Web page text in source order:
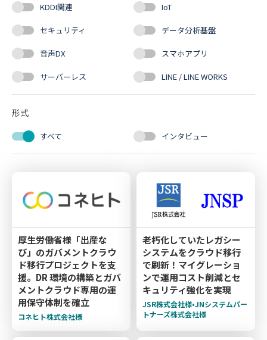
KDDI関連 IoT
セキュリティ データ分析基盤
音声DX スマホアプリ
サーバーレス LINE / LINE WORKS
形式
すべて インタビュー
厚生労働省様「出産な
び」のガバメントクラウ
ド移行プロジェクトを支
援。DR 環境の構築とガバ
メントクラウド専用の運
用保守体制を確立
コネヒト株式会社様
老朽化していたレガシー
システムをクラウド移行
で刷新！マイグレーショ
ンで運用コスト削減とセ
キュリティ強化を実現
JSR株式会社様•JNシステムパー
トナーズ株式会社様